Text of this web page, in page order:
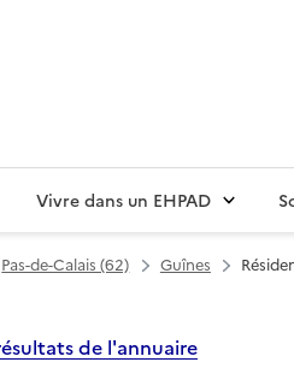
Vivre dans un EHPAD
Pas-de-Calais (62) Guînes
de l'annuaire